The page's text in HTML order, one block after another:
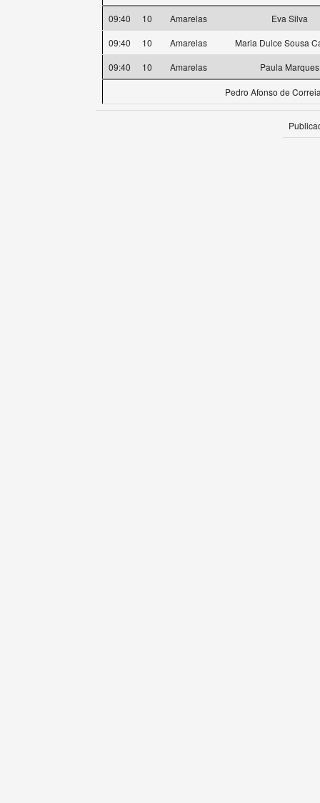
09:40 10 Amarelas
Eva Silva
09:40
10 Amarelas
Maria Dulce Sousa
09:40
10 Amarelas Paula Marques
Pedro Afonso de